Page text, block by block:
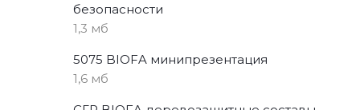
безопасности
1,3 мб
5075 BIOFA минипрезентация
1,6 мб